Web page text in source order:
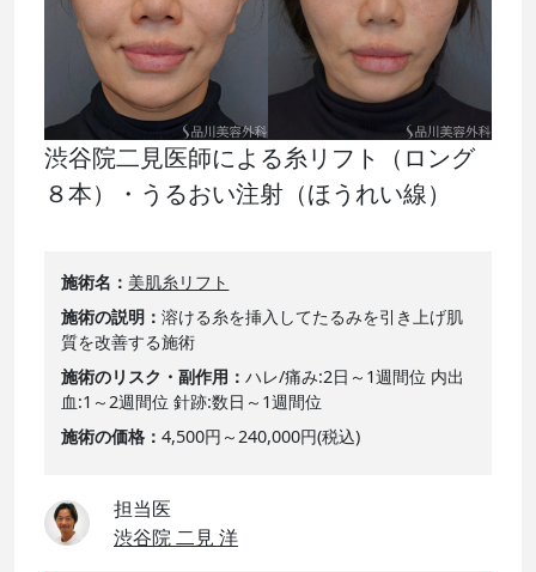
渋谷院二見医師による糸リフト（ロング
８本）・うるおい注射（ほうれい線）
施術名
美肌糸リフト
施術の説明
溶ける糸を挿入してたるみを引き上げ肌
質を改善する施術
施術のリスク・副作用
ハレ/痛み:2日～1週間位 内出
血:1～2週間位 針跡:数日～1週間位
施術の価格
4,500円～240,000円(税込)
担当医
渋谷院 二見 洋